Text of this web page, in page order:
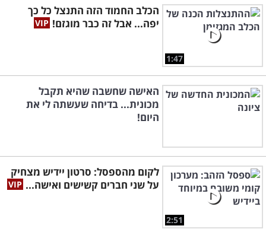
1:47
הכלב החמוד הזה התנצל כל כך
יפה... אבל זה כבר מוגזם!
האישה שחשבה שהיא תקבל
מכונית... בדיחה שעשתה לי את
היום!
2:51
לקום מהספסל: סרטון יידיש מצחיק
על שני חברים קשישים ואישה...